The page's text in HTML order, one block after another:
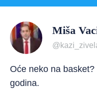
Miša
Oće neko na
godina.